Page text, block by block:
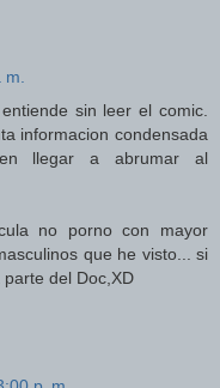
m.
sin leer el comic.
informacion condensada
llegar a abrumar al
no porno con mayor
que he visto... si
del Doc,XD